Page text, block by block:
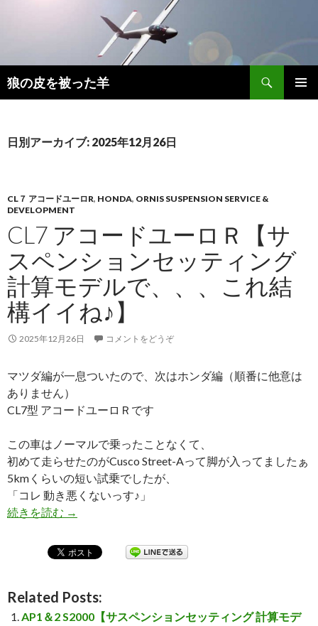
狼の皮を被った羊
検
索
ン
動
日別アーカイブ: 2025年12月26日
CL７ アコードユーロR, HONDA, ORNIS SUSPENSION SERVICE &
DEVELOPMENT
CL7 アコードユーロＲ【サ
スペンションセッティング
計算モデルで、、、これ結
構イイね♪】
2025年12月26日 コメントをどうぞ
マツダ編が一息ついたので、次はホンダ編（順番に他意は
ありません）
CL7型 アコードユーロＲです
この車はノーマルで乗ったことなくて、
初めて走らせたのがCusco Street-Aって脚が入ってましたぁ
5kmくらいの短い試乗でしたが、
「コレ 動き悪くないっす♪」
続きを読む CL7 アコードユーロＲ【サスペンションセッテ
→
Related Posts:
AP1＆2 S2000【サスペンションセッティング 計算モデ